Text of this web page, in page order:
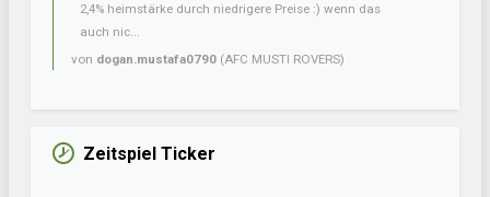
2,4% heimstärke durch niedrigere Preise :) wenn das
auch nic...
von dogan.mustafa0790 (AFC MUSTI ROVERS)
Zeitspiel Ticker